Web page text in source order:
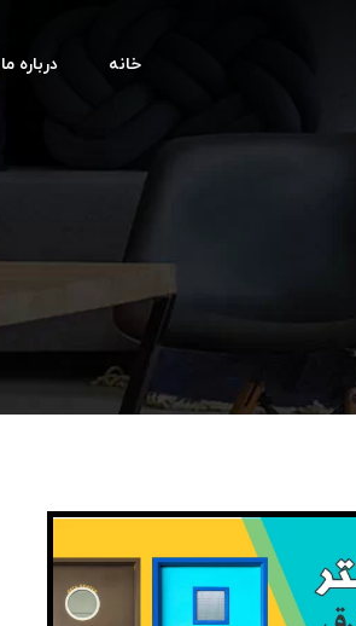
خانه درباره ما